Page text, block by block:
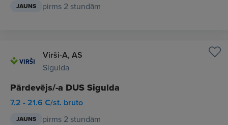
JAUNS pirms 2 stundām
Virši-A, AS
Sigulda
Pārdevējs/-a DUS Sigulda
7.2 - 21.6 €/st. bruto
JAUNS pirms 2 stundām